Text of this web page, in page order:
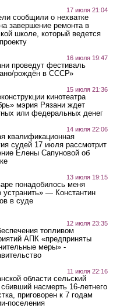
17 июля 21:04
сообщили о нехватке
завершение ремонта в
школе, который ведется
16 июля 19:47
проведут фестиваль
рождён в СССР»
15 июля 21:36
кинотеатра
мэрия Рязани ждет
или федеральных денег
14 июля 22:06
квалификационная
судей 17 июля рассмотрит
Елены Сапуновой об
13 июля 19:15
понадобилось меня
устранить» — Константин
в суде
12 июля 23:35
топливом
АПК «предприняты
меры» -
11 июля 22:16
области сельский
насмерть 16-летнего
приговорен к 7 годам
поселения